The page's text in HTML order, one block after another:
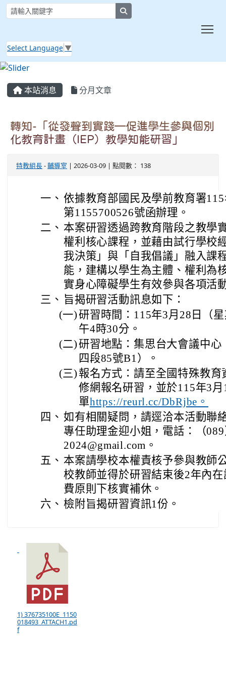
Select Language ▼
本站消息 分月文章
轉知-「從發聲到實踐—促進學生參與個別
化教育計畫（IEP）教學知能研習」
特教組長-輔導室 | 2026-03-09 | 點閱數： 138
一、 依據教育部國民及學前教育署
第1155700526號函辦理。
二、 本案研習透過跨教育階段之教學
權利核心課程，並藉由試行學校
我決策」與「自我倡議」融入課
能，建構以學生為主體、權利為
實身心障礙學生有效參與各項活
三、 旨揭研習活動訊息如下：
(一)研習時間：115年3月28日（
午4時30分。
(二)研習地點：集思台大會議中
四段85號B1）。
(三) 報名方式：請至全國特殊教
修網報名研習，並於115年3
單https://reurl.cc/DbRjbe。
四、 如有相關疑問，請逕洽本活動聯
專任助理金迎小姐，電話：（
2024@gmail.com。
五、 本案請學校本權責核予參與教師
校教師並得於研習結束後2年內
費原則下核實補休。
六、 檢附旨揭研習資訊1份。
1) 376735100E_1150
018493_ATTACH1.pd
f